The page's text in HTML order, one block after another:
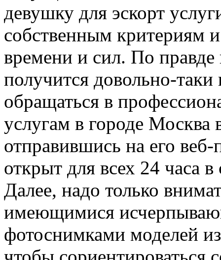
девушку для эскорт
собственным критериям
времени и сил. По правде
получится довольно-
обращаться в
услугам в городе Москва
отправившись на его
открыт для всех 24 часа
Далее, надо только
имеющимися
фотоснимками моделей из